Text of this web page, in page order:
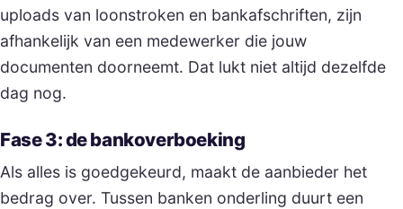
uploads van loonstroken en bankafschriften, zijn
afhankelijk van een medewerker die jouw
documenten doorneemt. Dat lukt niet altijd dezelfde
dag nog.
Fase 3: de bankoverboeking
Als alles is goedgekeurd, maakt de aanbieder het
bedrag over. Tussen banken onderling duurt een